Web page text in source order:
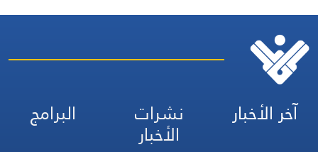
آخر الأخبار نشرات
الأخبار
البرامج